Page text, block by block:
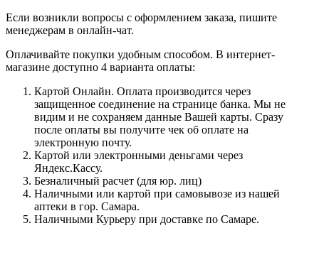
Если возникли вопросы с оформлением заказа, пишите
менеджерам в онлайн-чат.
Оплачивайте покупки удобным способом. В интернет-
магазине доступно 4 варианта оплаты:
Картой Онлайн. Оплата производится через
защищенное соединение на странице банка. Мы не
видим и не сохраняем данные Вашей карты. Сразу
после оплаты вы получите чек об оплате на
электронную почту.
Картой или электронными деньгами через
Яндекс.Кассу.
Безналичный расчет (для юр. лиц)
Наличными или картой при самовывозе из нашей
аптеки в гор. Самара.
Наличными Курьеру при доставке по Самаре.